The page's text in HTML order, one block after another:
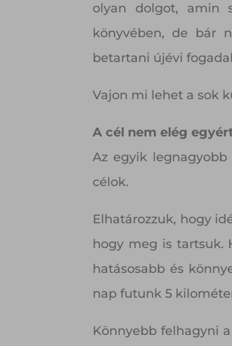
olyan dolgot, amin
könyvében, de bár
betartani újévi
Vajon mi lehet a sok
A cél nem elég
Az egyik
célok.
Elhatározzuk, hogy
hogy meg is tartsuk.
hatásosabb és
nap futunk 5
Könnyebb felhagyni